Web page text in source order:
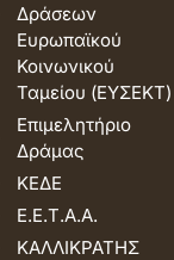
Δράσεων
Ευρωπαϊκού
Κοινωνικού
Ταμείου (ΕΥΣΕΚΤ)
Επιμελητήριο
Δράμας
ΚΕΔΕ
Ε.Ε.Τ.Α.Α.
ΚΑΛΛΙΚΡΑΤΗΣ